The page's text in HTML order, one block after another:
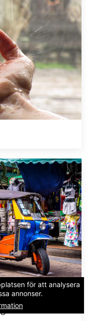
för att analysera
annonser.